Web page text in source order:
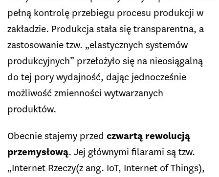
pełną kontrolę przebiegu procesu produkcji w
zakładzie. Produkcja stała się transparentna, a
zastosowanie tzw. „elastycznych systemów
produkcyjnych” przełożyło się na nieosiągalną
do tej pory wydajność, dając jednocześnie
możliwość zmienności wytwarzanych
produktów.
Obecnie stajemy przed czwartą rewolucją
przemysłową. Jej głównymi filarami są tzw.
„Internet Rzeczy(z ang. IoT, Internet of Things),